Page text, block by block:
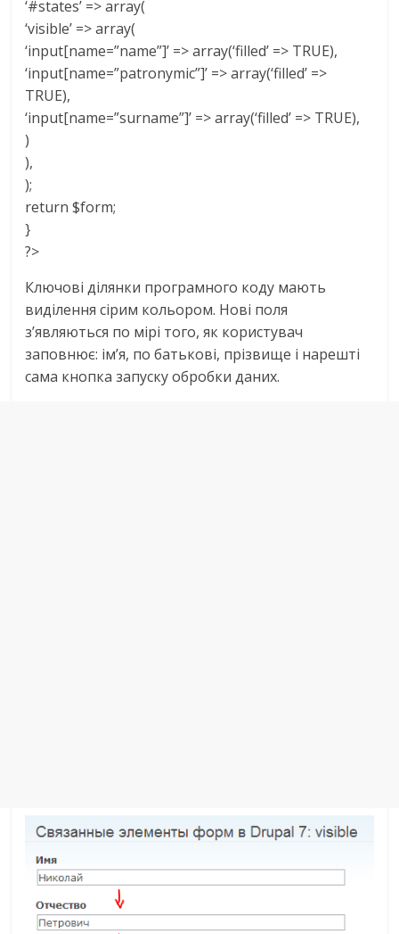
‘#states’ => array(
‘visible’ => array(
‘input[name=”name”]’ => array(‘filled’ => TRUE),
‘input[name=”patronymic”]’ => array(‘filled’ =>
TRUE),
‘input[name=”surname”]’ => array(‘filled’ => TRUE),
)
),
);
return $form;
}
?>
Ключові ділянки програмного коду мають
виділення сірим кольором. Нові поля
з’являються по мірі того, як користувач
заповнює: ім’я, по батькові, прізвище і нарешті
сама кнопка запуску обробки даних.